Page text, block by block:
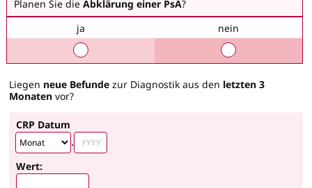
Planen Sie die Abklärung einer PsA?
ja
nein
Liegen neue Befundezur Diagnostik aus den letzten 3
Monatenvor?
CRP Datum
.
Wert: